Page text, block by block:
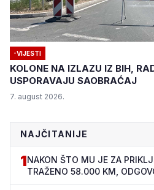
-VIJESTI
KOLONE NA IZLAZU IZ BIH,
USPORAVAJU SAOBRAĆAJ
7. august 2026.
NAJČITANIJE
1NAKON ŠTO MU JE ZA
TRAŽENO 58.000 KM,